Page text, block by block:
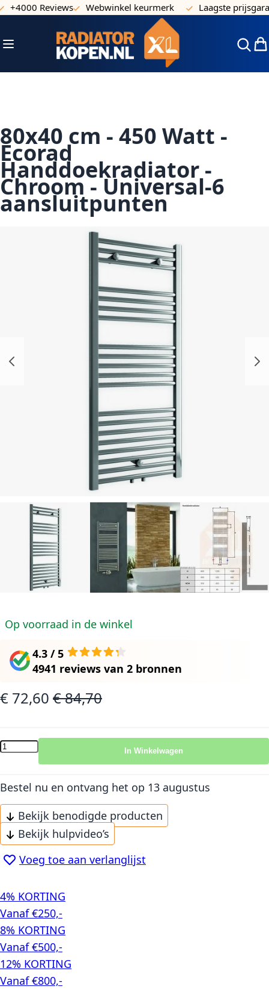
Ga naar de inhoud
+4000 Reviews Webwinkel keurmerk Laagste
Toggle Nav
80x40 cm - 450 Watt -
Ecorad
Handdoekradiator -
Chroom - Universal-6
aansluitpunten
Op voorraad in de winkel
4.3 / 5
4941 reviews van 2 bronnen
Speciale prijs
€ 72,60 Normale prijs
€ 84,70
In Winkelwagen
Bestel nu en ontvang het op 13 augustus
Bekijk benodigde producten
Bekijk hulpvideo’s
Voeg toe aan verlanglijst
4% KORTING
Vanaf €250,-
8% KORTING
Vanaf €500,-
12% KORTING
Vanaf €800,-